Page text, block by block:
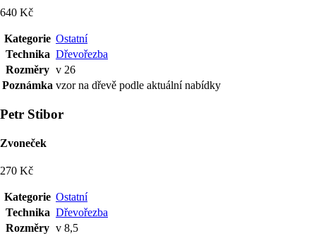
640 Kč
Kategorie Ostatní
Technika Dřevořezba
Rozměry v 26
Poznámka vzor na dřevě podle aktuální nabídky
Petr Stibor
Zvoneček
270 Kč
Kategorie Ostatní
Technika Dřevořezba
Rozměry v 8,5